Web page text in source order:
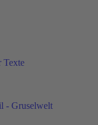
Texte
- Gruselwelt